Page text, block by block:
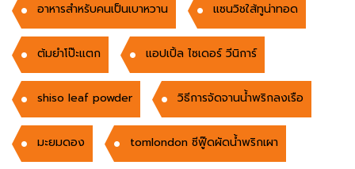
อาหารสำหรับคนเป็นเบาหวาน แซนวิชใส้ทูน่าทอด
ต้มยำโป๊ะแตก แอปเปิ้ล ไซเดอร์ วีนิการ์
shiso leaf powder วิธีการจัดจานน้ำพริกลงเรือ
มะยมดอง tomlondon ซีฟู๊ดผัดน้ำพริกเผา